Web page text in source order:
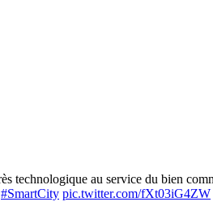
technologique au service du bien
#SmartCity pic.twitter.com/fXt03iG4ZW